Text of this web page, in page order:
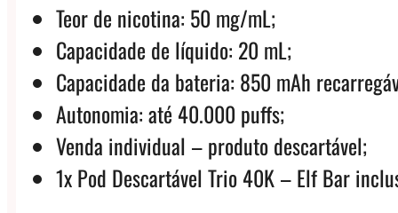
Teor de nicotina: 50 mg/mL;
Capacidade de líquido: 20 mL;
Capacidade da bateria: 850 mAh
Autonomia: até 40.000 puffs;
Venda individual – produto descartável;
1x Pod Descartável Trio 40K – Elf Bar